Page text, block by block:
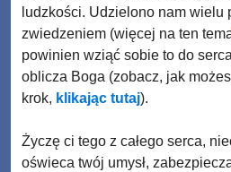
ludzkości. Udzielono nam wielu
zwiedzeniem (więcej na ten
powinien wziąć sobie to do
oblicza Boga (zobacz, jak
krok, klikając tutaj).
Życzę ci tego z całego serca,
oświeca twój umysł,